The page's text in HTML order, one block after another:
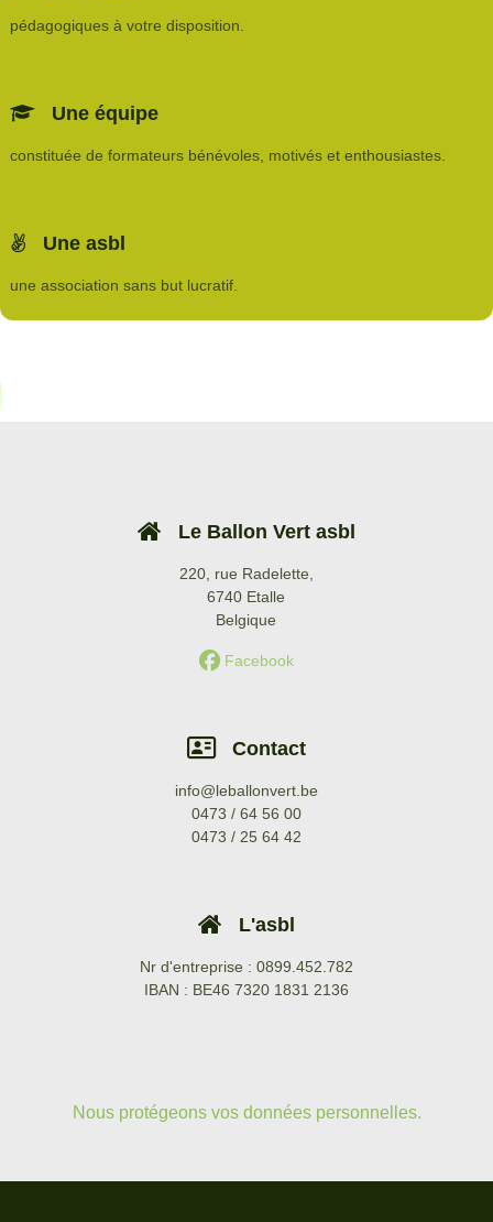
pédagogiques à votre disposition.
Une équipe
constituée de formateurs bénévoles, motivés et enthousiastes.
Une asbl
une association sans but lucratif.
Le Ballon Vert asbl
220, rue Radelette,
6740 Etalle
Belgique
Facebook
Contact
info@leballonvert.be
0473 / 64 56 00
0473 / 25 64 42
L'asbl
Nr d'entreprise : 0899.452.782
IBAN : BE46 7320 1831 2136
Nous protégeons vos données personnelles.